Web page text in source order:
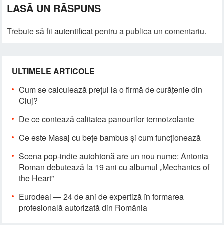
LASĂ UN RĂSPUNS
Trebuie să fiiautentificat pentru a publica un comentariu.
ULTIMELE ARTICOLE
Cum se calculează prețul la o firmă de curățenie din
Cluj?
De ce contează calitatea panourilor termoizolante
Ce este Masaj cu bețe bambus și cum funcționează
Scena pop-indie autohtonă are un nou nume: Antonia
Roman debutează la 19 ani cu albumul „Mechanics of
the Heart”
Eurodeal — 24 de ani de expertiză în formarea
profesională autorizată din România